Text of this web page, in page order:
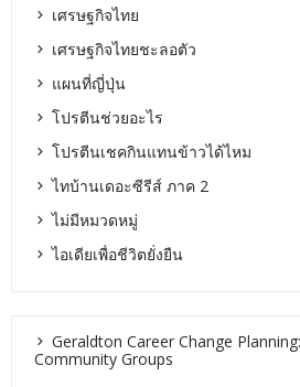
เศรษฐกิจไทย
เศรษฐกิจไทยชะลอตัว
แผนที่ญี่ปุ่น
โปรตีนช่วยอะไร
โปรตีนเชคกินแทนข้าวได้ไหม
ไทบ้านเดอะซีรีส์ ภาค 2
ไม่มีหมวดหมู่
ไอเดียเพื่อชีวิตยั่งยืน
Geraldton Career Change
Community Groups